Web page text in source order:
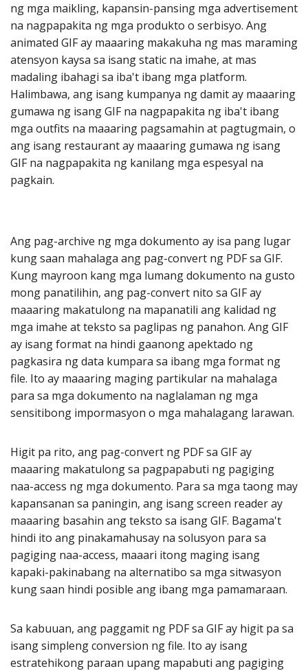
ng mga maikling, kapansin-pansing mga advertisement
na nagpapakita ng mga produkto o serbisyo. Ang
animated GIF ay maaaring makakuha ng mas maraming
atensyon kaysa sa isang static na imahe, at mas
madaling ibahagi sa iba't ibang mga platform.
Halimbawa, ang isang kumpanya ng damit ay maaaring
gumawa ng isang GIF na nagpapakita ng iba't ibang
mga outfits na maaaring pagsamahin at pagtugmain, o
ang isang restaurant ay maaaring gumawa ng isang
GIF na nagpapakita ng kanilang mga espesyal na
pagkain.
Ang pag-archive ng mga dokumento ay isa pang lugar
kung saan mahalaga ang pag-convert ng PDF sa GIF.
Kung mayroon kang mga lumang dokumento na gusto
mong panatilihin, ang pag-convert nito sa GIF ay
maaaring makatulong na mapanatili ang kalidad ng
mga imahe at teksto sa paglipas ng panahon. Ang GIF
ay isang format na hindi gaanong apektado ng
pagkasira ng data kumpara sa ibang mga format ng
file. Ito ay maaaring maging partikular na mahalaga
para sa mga dokumento na naglalaman ng mga
sensitibong impormasyon o mga mahalagang larawan.
Higit pa rito, ang pag-convert ng PDF sa GIF ay
maaaring makatulong sa pagpapabuti ng pagiging
naa-access ng mga dokumento. Para sa mga taong may
kapansanan sa paningin, ang isang screen reader ay
maaaring basahin ang teksto sa isang GIF. Bagama't
hindi ito ang pinakamahusay na solusyon para sa
pagiging naa-access, maaari itong maging isang
kapaki-pakinabang na alternatibo sa mga sitwasyon
kung saan hindi posible ang ibang mga pamamaraan.
Sa kabuuan, ang paggamit ng PDF sa GIF ay higit pa sa
isang simpleng conversion ng file. Ito ay isang
estratehikong paraan upang mapabuti ang pagiging